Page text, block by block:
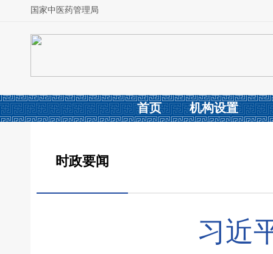
国家中医药管理局
首页 机构设置
时政要闻
习近